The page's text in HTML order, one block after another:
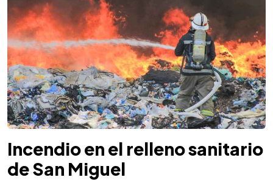
Incendio en el relleno sanitario
de San Miguel